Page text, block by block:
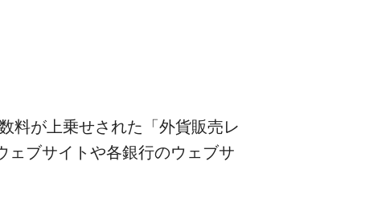
料が上乗せされた「外貨販売レ
ェブサイトや各銀行のウェブサ